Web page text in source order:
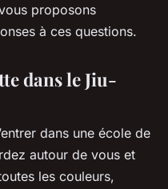
proposons
à ces questions.
dans le Jiu-
dans une école de
autour de vous et
les couleurs,